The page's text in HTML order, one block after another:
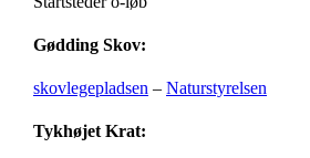
Gødding Skov:
skovlegepladsen – Naturstyrelsen
Tykhøjet Krat: